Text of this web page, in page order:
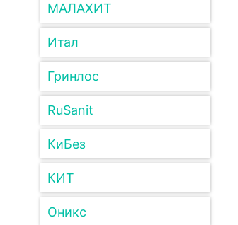
МАЛАХИТ
Итал
Гринлос
RuSanit
КиБез
КИТ
Оникс